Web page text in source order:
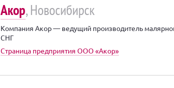
Акор, Новосибирск
Компания Акор — ведущий производитель
СНГ
Страница предприятия ООО «Акор»